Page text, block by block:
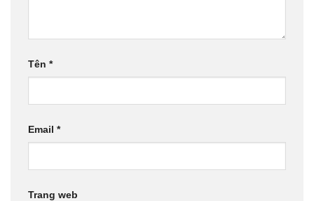
Tên *
Email *
Trang web